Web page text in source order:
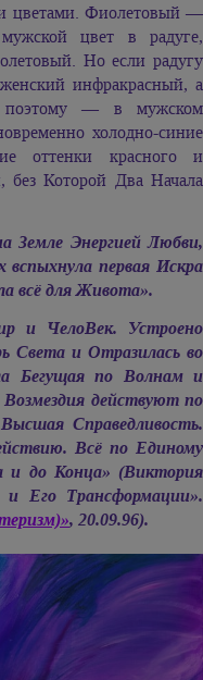
цветами. Фиолетовый —
цвет в радуге,
Но если радугу
инфракрасный, а
— в мужском
холодно-синие
оттенки красного и
Которой Два Начала
Земле Энергией Любви,
вспыхнула первая Искра
всё для Живота».
и ЧелоВек. Устроено
и Отразилась во
Бегущая по Волнам и
действуют по
Справедливость.
Всё по Единому
и до Конца» (Виктория
Его Трансформации».
, 20.09.96).